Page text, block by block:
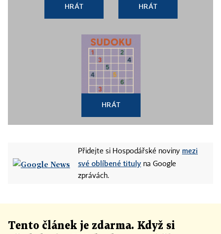
HRÁT HRÁT
HRÁT
Přidejte si Hospodářské noviny mezi
své oblíbené tituly na Google
zprávách.
Tento článek je zdarma. Když si